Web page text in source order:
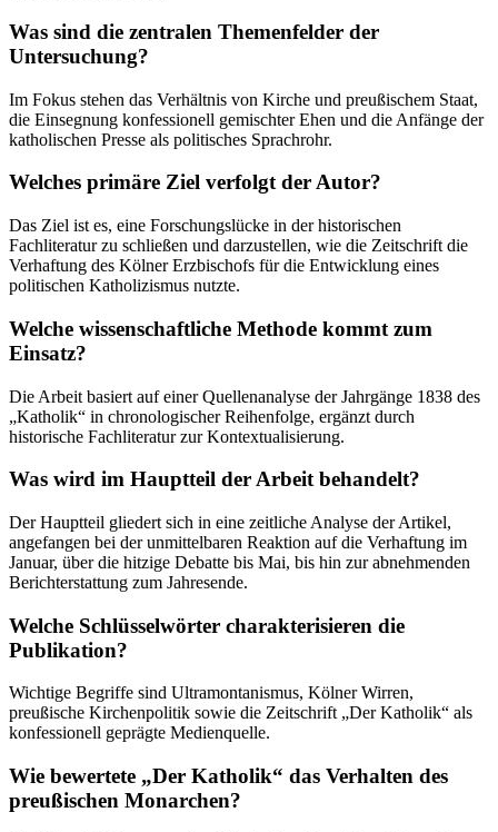
Was sind die zentralen Themenfelder der
Untersuchung?
Im Fokus stehen das Verhältnis von Kirche und preußischem Staat,
die Einsegnung konfessionell gemischter Ehen und die Anfänge der
katholischen Presse als politisches Sprachrohr.
Welches primäre Ziel verfolgt der Autor?
Das Ziel ist es, eine Forschungslücke in der historischen
Fachliteratur zu schließen und darzustellen, wie die Zeitschrift die
Verhaftung des Kölner Erzbischofs für die Entwicklung eines
politischen Katholizismus nutzte.
Welche wissenschaftliche Methode kommt zum
Einsatz?
Die Arbeit basiert auf einer Quellenanalyse der Jahrgänge 1838 des
„Katholik“ in chronologischer Reihenfolge, ergänzt durch
historische Fachliteratur zur Kontextualisierung.
Was wird im Hauptteil der Arbeit behandelt?
Der Hauptteil gliedert sich in eine zeitliche Analyse der Artikel,
angefangen bei der unmittelbaren Reaktion auf die Verhaftung im
Januar, über die hitzige Debatte bis Mai, bis hin zur abnehmenden
Berichterstattung zum Jahresende.
Welche Schlüsselwörter charakterisieren die
Publikation?
Wichtige Begriffe sind Ultramontanismus, Kölner Wirren,
preußische Kirchenpolitik sowie die Zeitschrift „Der Katholik“ als
konfessionell geprägte Medienquelle.
Wie bewertete „Der Katholik“ das Verhalten des
preußischen Monarchen?